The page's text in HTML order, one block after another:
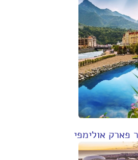
פארק אולימפי